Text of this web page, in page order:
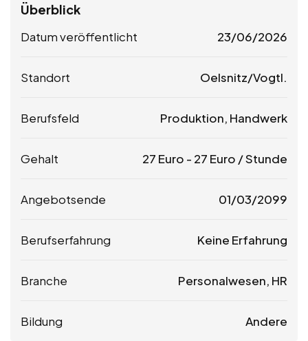
Überblick
Datum veröffentlicht 23/06/2026
Standort Oelsnitz/Vogtl.
Berufsfeld Produktion, Handwerk
Gehalt 27 Euro - 27 Euro / Stunde
Angebotsende 01/03/2099
Berufserfahrung Keine Erfahrung
Branche Personalwesen, HR
Bildung Andere